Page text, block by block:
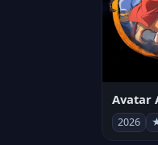
2026